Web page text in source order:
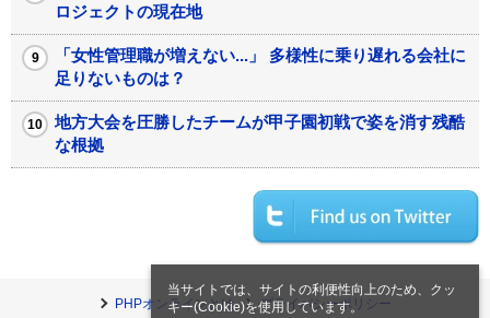
当サイトでは、サイトの利便性向上のため、クッ
キー(Cookie)を使用しています。
ロジェクトの現在地
「女性管理職が増えない...」 多様性に乗り遅れる会社に
足りないものは？
地方大会を圧勝したチームが甲子園初戦で姿を消す残酷
な根拠
PHPオンラインとは プライバシーポリシー